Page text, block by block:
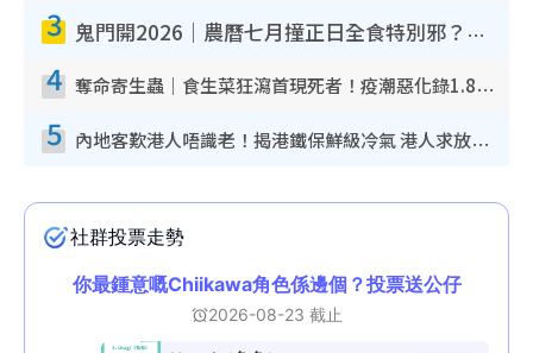
3 鬼門開2026｜農曆七月撞正日全食特別邪？專家警告切忌做一事！揭4大禁忌+2招保平安
4 奪命寄生蟲｜食生菜狂瀉首現死者！疫潮惡化錄1.8萬宗病例 揭洗菜3大謬誤
5 內地客歎港人唔識老！揭港鐵保鮮級冷氣 港人求放過：咪投訴